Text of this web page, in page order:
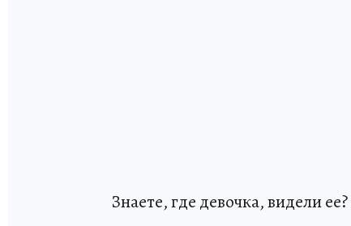
Знаете, где девочка, видели